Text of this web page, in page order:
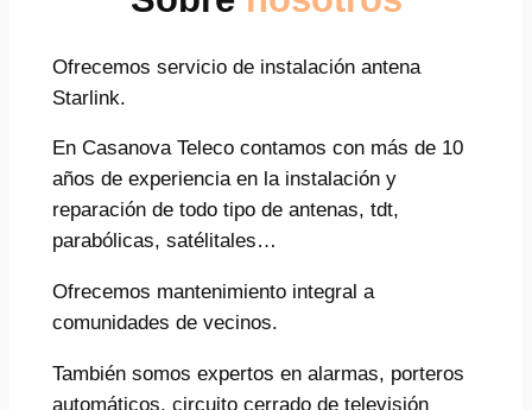
Ofrecemos servicio de instalación antena
Starlink.
En Casanova Teleco contamos con más de 10
años de experiencia en la instalación y
reparación de todo tipo de antenas, tdt,
parabólicas, satélitales…
Ofrecemos mantenimiento integral a
comunidades de vecinos.
También somos expertos en alarmas, porteros
automáticos, circuito cerrado de televisión